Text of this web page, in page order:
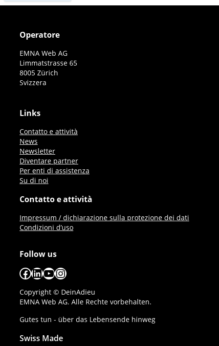
Operatore
EMNA Web AG
Limmatstrasse 65
8005 Zürich
Svizzera
Links
Contatto e attività
News
Newsletter
Diventare partner
Per enti di assistenza
Su di noi
Contatto e attività
Impressum / dichiarazione sulla protezione dei dati
Condizioni d’uso
Follow us
Facebook
LinkedIn
YouTube
Instagram
Copyright © DeinAdieu
EMNA Web AG. Alle Rechte vorbehalten.
Gutes tun - über das Lebensende hinweg
Swiss Made